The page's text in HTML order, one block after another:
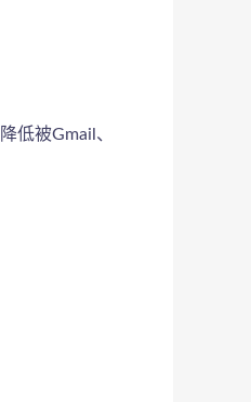
低被Gmail、